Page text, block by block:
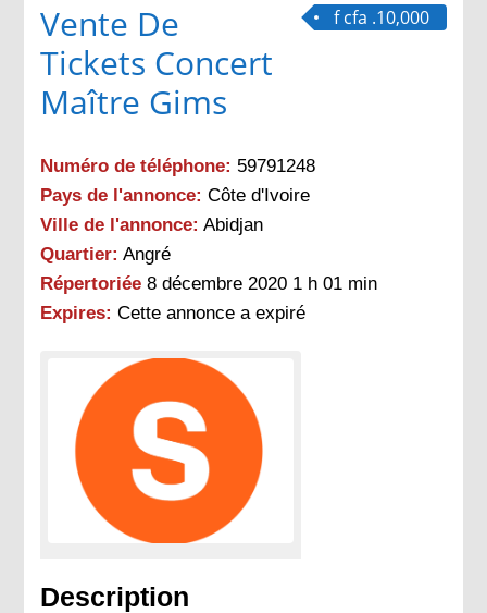
f cfa .10,000
Vente De
Tickets Concert
Maître Gims
Numéro de téléphone: 59791248
Pays de l'annonce: Côte d'Ivoire
Ville de l'annonce: Abidjan
Quartier: Angré
Répertoriée 8 décembre 2020 1 h 01 min
Expires: Cette annonce a expiré
Description